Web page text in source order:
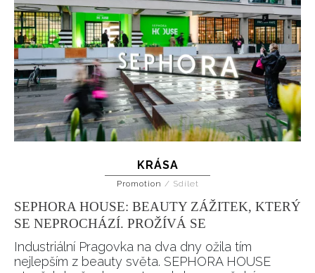
KRÁSA
Promotion / Sdílet
SEPHORA HOUSE: BEAUTY ZÁŽITEK, KTERÝ
SE NEPROCHÁZÍ. PROŽÍVÁ SE
Industriální Pragovka na dva dny ožila tím
nejlepším z beauty světa. SEPHORA HOUSE